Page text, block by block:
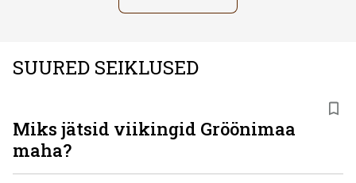
SUURED SEIKLUSED
Miks jätsid viikingid Gröönimaa
maha?